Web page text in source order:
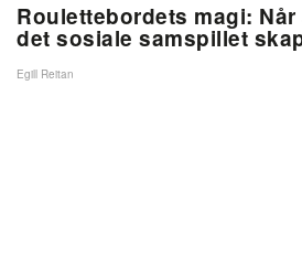
Roulettebordets magi:
det sosiale samspillet
Egill Reitan